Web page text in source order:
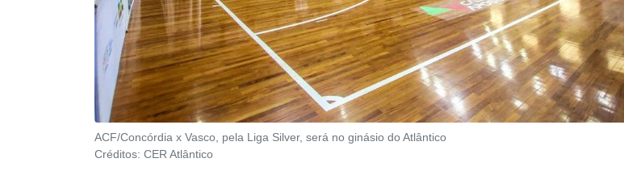
ACF/Concórdia x Vasco, pela Liga Silver, será no ginásio do Atlântico
Créditos: CER Atlântico